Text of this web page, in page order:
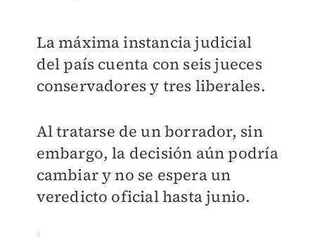
La máxima instancia judicial
del país cuenta con seis jueces
conservadores y tres liberales.
Al tratarse de un borrador, sin
embargo, la decisión aún podría
cambiar y no se espera un
veredicto oficial hasta junio.